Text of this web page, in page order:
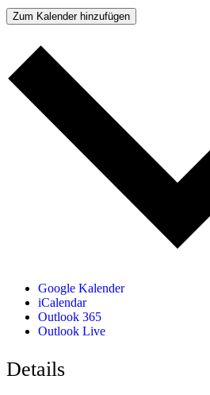
Zum Kalender hinzufügen
Google Kalender
iCalendar
Outlook 365
Outlook Live
Details